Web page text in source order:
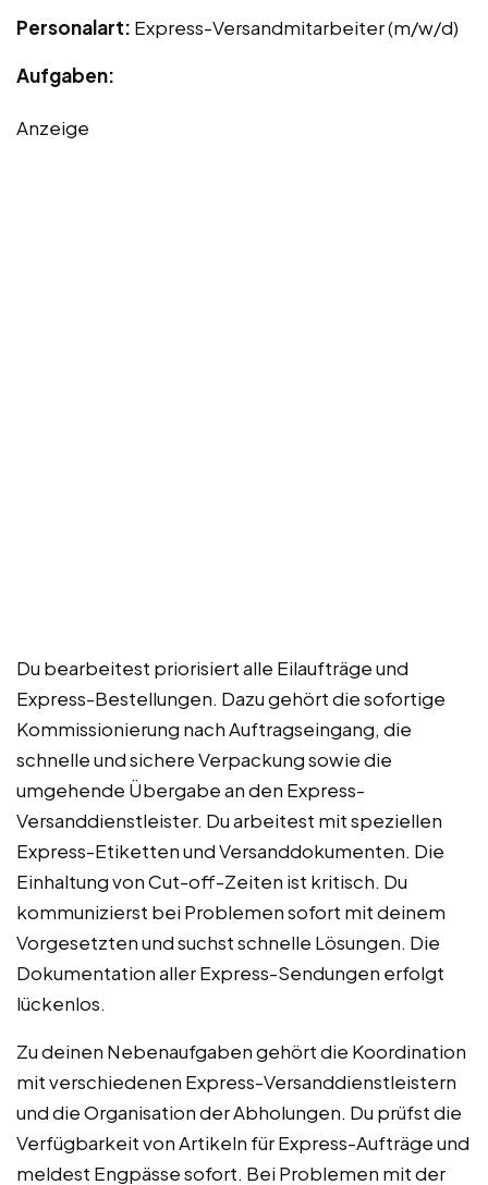
Personalart: Express-Versandmitarbeiter (m/w/d)
Aufgaben:
Anzeige
Du bearbeitest priorisiert alle Eilaufträge und
Express-Bestellungen. Dazu gehört die sofortige
Kommissionierung nach Auftragseingang, die
schnelle und sichere Verpackung sowie die
umgehende Übergabe an den Express-
Versanddienstleister. Du arbeitest mit speziellen
Express-Etiketten und Versanddokumenten. Die
Einhaltung von Cut-off-Zeiten ist kritisch. Du
kommunizierst bei Problemen sofort mit deinem
Vorgesetzten und suchst schnelle Lösungen. Die
Dokumentation aller Express-Sendungen erfolgt
lückenlos.
Zu deinen Nebenaufgaben gehört die Koordination
mit verschiedenen Express-Versanddienstleistern
und die Organisation der Abholungen. Du prüfst die
Verfügbarkeit von Artikeln für Express-Aufträge und
meldest Engpässe sofort. Bei Problemen mit der